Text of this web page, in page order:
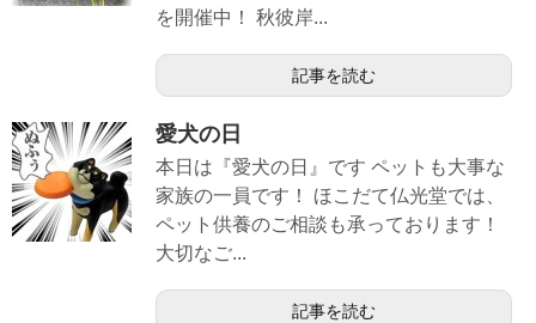
を開催中！ 秋彼岸...
記事を読む
愛犬の日
本日は『愛犬の日』です ペットも大事な
家族の一員です！ ほこだて仏光堂では、
ペット供養のご相談も承っております！
大切なご...
記事を読む